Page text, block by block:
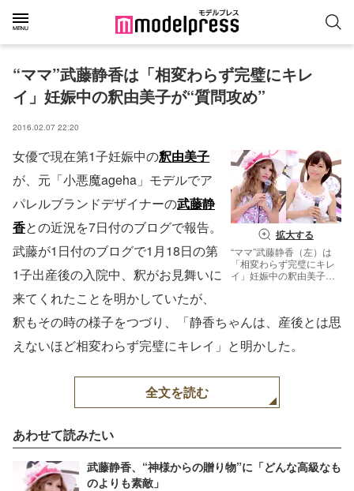
“ママ”武藤静香は「相変わらず完璧にキレ
イ」妊娠中の釈由美子が“質問攻め”
2016.02.07 22:20
拡大する
“ママ”武藤静香（左）は
「相変わらず完璧にキレ
イ」妊娠中の釈由美子
女優で現在第1子妊娠中の釈由美子
が、元「小悪魔ageha」モデルでア
パレルブランドデザイナーの武藤静
香との近況を7日付のブログで報告。
武藤が1日付のブログで1月18日の第
1子出産後の入院中、釈がお見舞いに
来てくれたことを明かしていたが、
釈もその時の様子をつづり、「静香ちゃんは、産後とは思
えないほど相変わらず完璧にキレイ」と明かした。
全文を読む
あわせて読みたい
武藤静香、“神様からの贈り物”に「どんな高級なも
のよりも素敵」